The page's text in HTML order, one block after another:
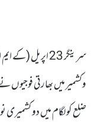
سرینگر 23
وکشمیر میں بھارتی
ضلع کولگام میں دو کشمیری